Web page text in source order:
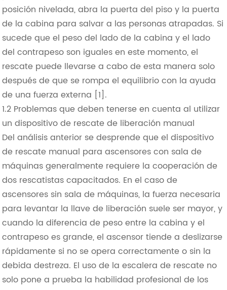
posición nivelada, abra la puerta del piso y la puerta
de la cabina para salvar a las personas atrapadas. Si
sucede que el peso del lado de la cabina y el lado
del contrapeso son iguales en este momento, el
rescate puede llevarse a cabo de esta manera solo
después de que se rompa el equilibrio con la ayuda
de una fuerza externa [1].
1.2 Problemas que deben tenerse en cuenta al utilizar
un dispositivo de rescate de liberación manual
Del análisis anterior se desprende que el dispositivo
de rescate manual para ascensores con sala de
máquinas generalmente requiere la cooperación de
dos rescatistas capacitados. En el caso de
ascensores sin sala de máquinas, la fuerza necesaria
para levantar la llave de liberación suele ser mayor, y
cuando la diferencia de peso entre la cabina y el
contrapeso es grande, el ascensor tiende a deslizarse
rápidamente si no se opera correctamente o sin la
debida destreza. El uso de la escalera de rescate no
solo pone a prueba la habilidad profesional de los